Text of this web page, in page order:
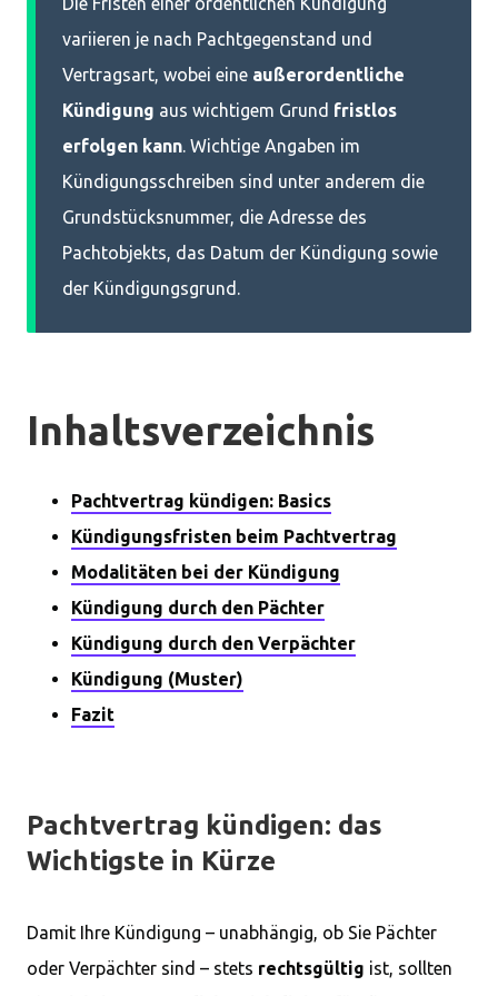
variieren je nach Pachtgegenstand und
Vertragsart, wobei eine außerordentliche
Kündigung aus wichtigem Grund fristlos
erfolgen kann. Wichtige Angaben im
Kündigungsschreiben sind unter anderem die
Grundstücksnummer, die Adresse des
Pachtobjekts, das Datum der Kündigung sowie
der Kündigungsgrund.
Inhaltsverzeichnis
Pachtvertrag kündigen: Basics
Kündigungsfristen beim Pachtvertrag
Modalitäten bei der Kündigung
Kündigung durch den Pächter
Kündigung durch den Verpächter
Kündigung (Muster)
Fazit
Pachtvertrag kündigen: das
Wichtigste in Kürze
Damit Ihre Kündigung – unabhängig, ob Sie Pächter
oder Verpächter sind – stets rechtsgültig ist, sollten